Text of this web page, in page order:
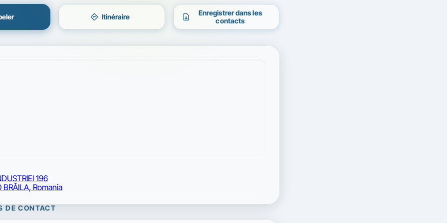
directions Itinéraire contact_page
Enregistrer dans les
contacts
196
BRĂILA, Romania
DE CONTACT